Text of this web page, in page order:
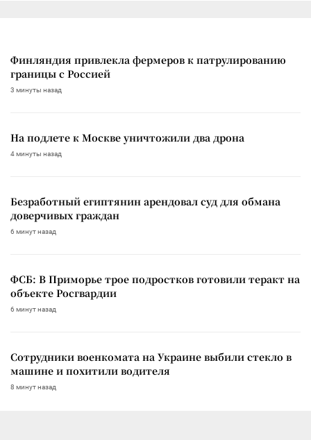
Финляндия привлекла фермеров к патрулированию
границы с Россией
3 минуты назад
На подлете к Москве уничтожили два дрона
4 минуты назад
Безработный египтянин арендовал суд для обмана
доверчивых граждан
6 минут назад
ФСБ: В Приморье трое подростков готовили теракт на
объекте Росгвардии
6 минут назад
Сотрудники военкомата на Украине выбили стекло в
машине и похитили водителя
8 минут назад